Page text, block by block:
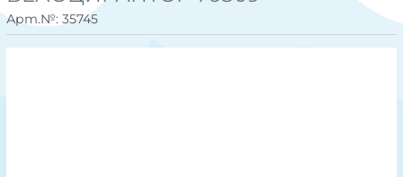
Арт.№: 35745